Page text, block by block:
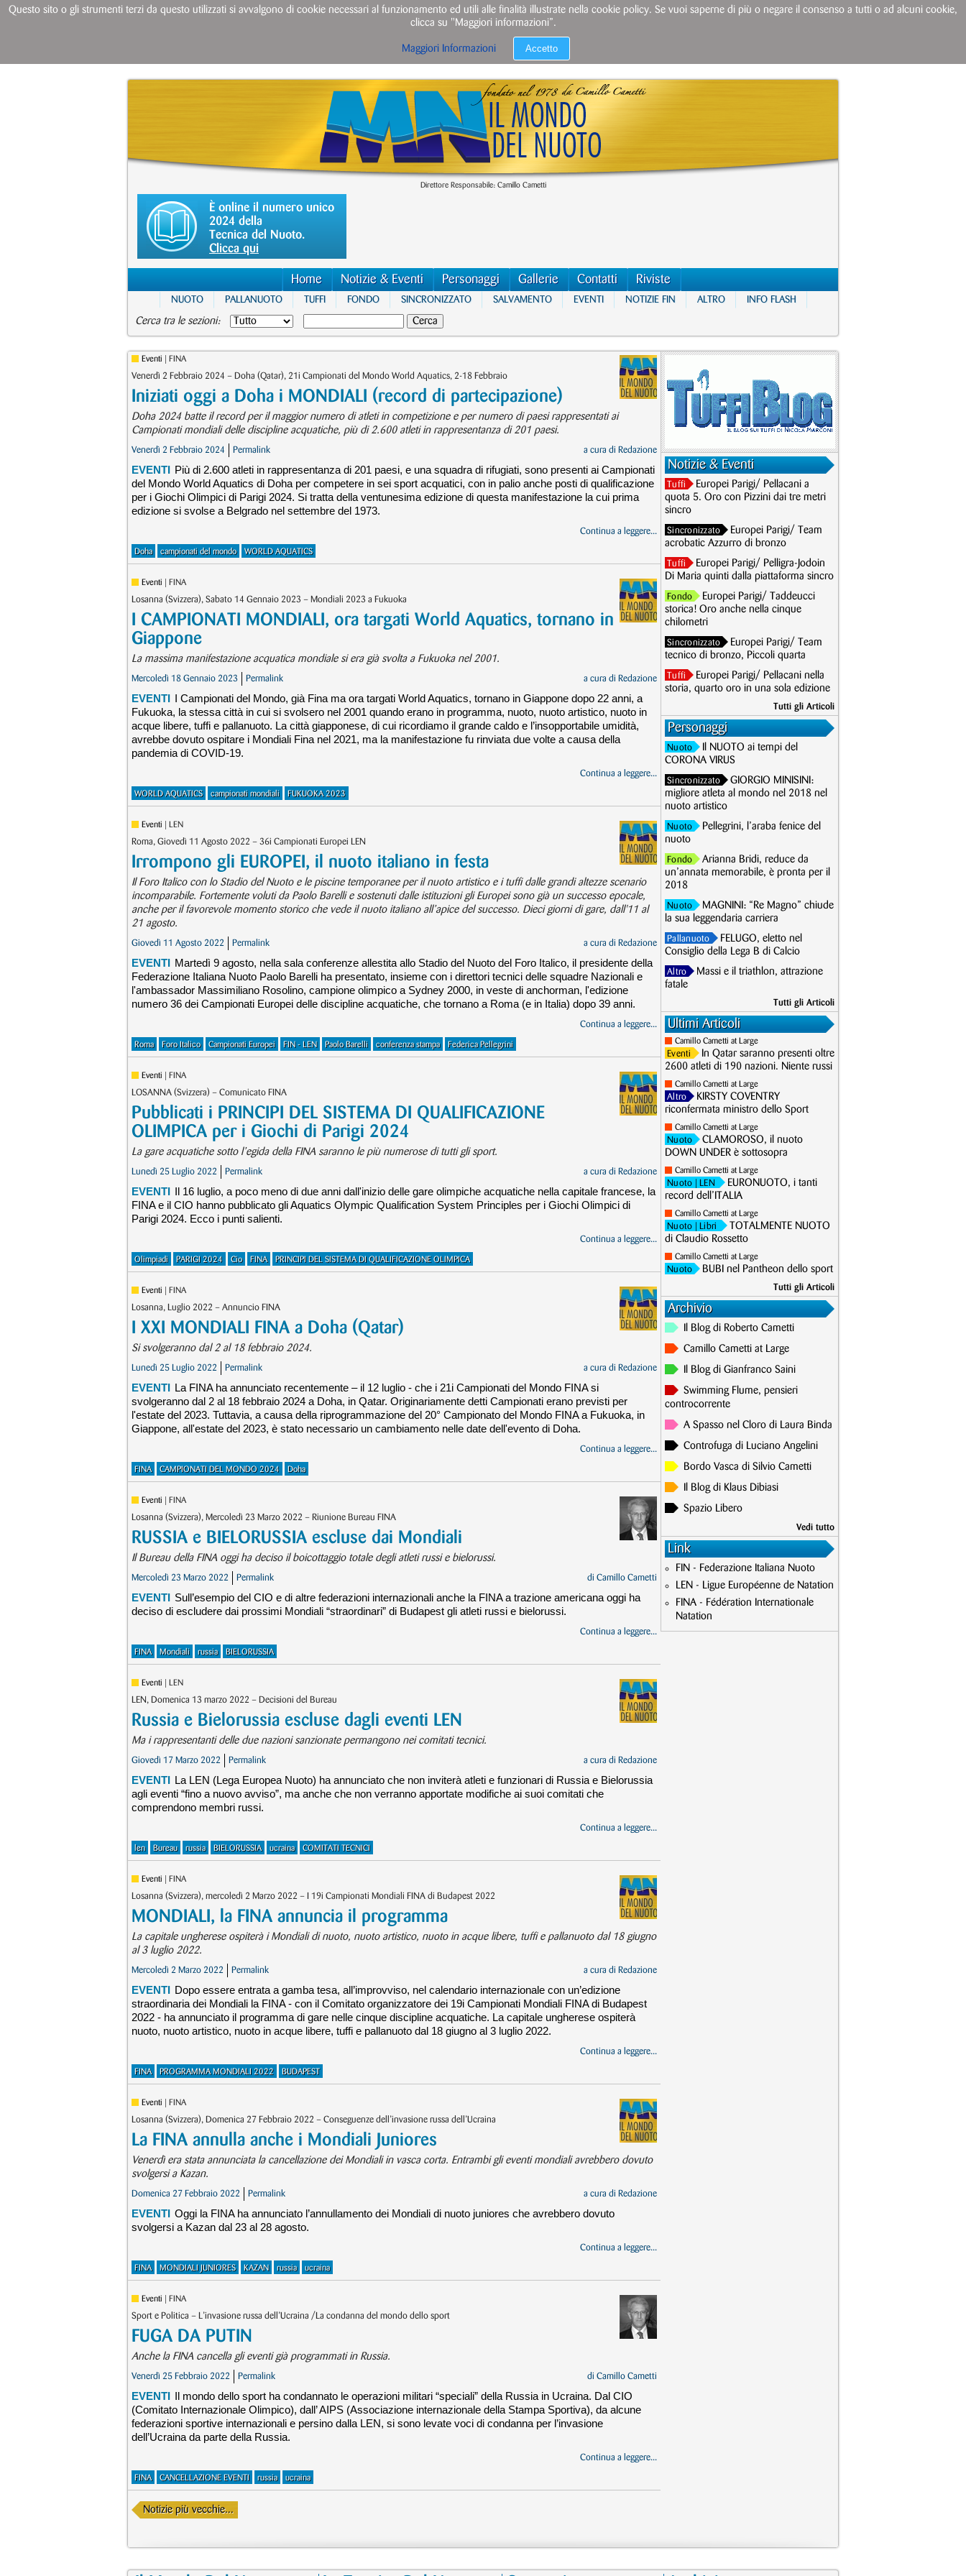
Direttore Responsabile: Camillo Cametti
È online il numero unico
2024 della
Tecnica del Nuoto.
Clicca qui
Home Notizie & Eventi Personaggi Gallerie Contatti Riviste
NUOTO PALLANUOTO TUFFI FONDO SINCRONIZZATO SALVAMENTO EVENTI NOTIZIE FIN ALTRO INFO FLASH
Cerca tra le sezioni:
Eventi | FINA
Venerdì 2 Febbraio 2024 – Doha (Qatar), 21i Campionati del Mondo World Aquatics, 2-18 Febbraio
Iniziati oggi a Doha i MONDIALI (record di partecipazione)
Doha 2024 batte il record per il maggior numero di atleti in competizione e per numero di paesi rappresentati ai
Campionati mondiali delle discipline acquatiche, più di 2.600 atleti in rappresentanza di 201 paesi.
Venerdì 2 Febbraio 2024 Permalink a cura di Redazione
EVENTI Più di 2.600 atleti in rappresentanza di 201 paesi, e una squadra di rifugiati, sono presenti ai Campionati
del Mondo World Aquatics di Doha per competere in sei sport acquatici, con in palio anche posti di qualificazione
per i Giochi Olimpici di Parigi 2024. Si tratta della ventunesima edizione di questa manifestazione la cui prima
edizione si svolse a Belgrado nel settembre del 1973.
Continua a leggere...
Doha campionati del mondo WORLD AQUATICS
Eventi | FINA
Losanna (Svizzera), Sabato 14 Gennaio 2023 – Mondiali 2023 a Fukuoka
I CAMPIONATI MONDIALI, ora targati World Aquatics, tornano in
Giappone
La massima manifestazione acquatica mondiale si era già svolta a Fukuoka nel 2001.
Mercoledì 18 Gennaio 2023 Permalink a cura di Redazione
EVENTI I Campionati del Mondo, già Fina ma ora targati World Aquatics, tornano in Giappone dopo 22 anni, a
Fukuoka, la stessa città in cui si svolsero nel 2001 quando erano in programma, nuoto, nuoto artistico, nuoto in
acque libere, tuffi e pallanuoto. La città giapponese, di cui ricordiamo il grande caldo e l’insopportabile umidità,
avrebbe dovuto ospitare i Mondiali Fina nel 2021, ma la manifestazione fu rinviata due volte a causa della
pandemia di COVID-19.
Continua a leggere...
WORLD AQUATICS campionati mondiali FUKUOKA 2023
Eventi | LEN
Roma, Giovedì 11 Agosto 2022 – 36i Campionati Europei LEN
Irrompono gli EUROPEI, il nuoto italiano in festa
Il Foro Italico con lo Stadio del Nuoto e le piscine temporanee per il nuoto artistico e i tuffi dalle grandi altezze scenario
incomparabile. Fortemente voluti da Paolo Barelli e sostenuti dalle istituzioni gli Europei sono già un successo epocale,
anche per il favorevole momento storico che vede il nuoto italiano all’apice del successo. Dieci giorni di gare, dall'11 al
21 agosto.
Giovedì 11 Agosto 2022 Permalink a cura di Redazione
EVENTI Martedì 9 agosto, nella sala conferenze allestita allo Stadio del Nuoto del Foro Italico, il presidente della
Federazione Italiana Nuoto Paolo Barelli ha presentato, insieme con i direttori tecnici delle squadre Nazionali e
l'ambassador Massimiliano Rosolino, campione olimpico a Sydney 2000, in veste di anchorman, l'edizione
numero 36 dei Campionati Europei delle discipline acquatiche, che tornano a Roma (e in Italia) dopo 39 anni.
Continua a leggere...
Roma Foro Italico Campionati Europei FIN - LEN Paolo Barelli conferenza stampa Federica Pellegrini
Eventi | FINA
LOSANNA (Svizzera) – Comunicato FINA
Pubblicati i PRINCIPI DEL SISTEMA DI QUALIFICAZIONE
OLIMPICA per i Giochi di Parigi 2024
La gare acquatiche sotto l’egida della FINA saranno le più numerose di tutti gli sport.
Lunedì 25 Luglio 2022 Permalink a cura di Redazione
EVENTI Il 16 luglio, a poco meno di due anni dall'inizio delle gare olimpiche acquatiche nella capitale francese, la
FINA e il CIO hanno pubblicato gli Aquatics Olympic Qualification System Principles per i Giochi Olimpici di
Parigi 2024. Ecco i punti salienti.
Continua a leggere...
Olimpiadi PARIGI 2024 Cio FINA PRINCIPI DEL SISTEMA DI QUALIFICAZIONE OLIMPICA
Eventi | FINA
Losanna, Luglio 2022 – Annuncio FINA
I XXI MONDIALI FINA a Doha (Qatar)
Si svolgeranno dal 2 al 18 febbraio 2024.
Lunedì 25 Luglio 2022 Permalink a cura di Redazione
EVENTI La FINA ha annunciato recentemente – il 12 luglio - che i 21i Campionati del Mondo FINA si
svolgeranno dal 2 al 18 febbraio 2024 a Doha, in Qatar. Originariamente detti Campionati erano previsti per
l'estate del 2023. Tuttavia, a causa della riprogrammazione del 20° Campionato del Mondo FINA a Fukuoka, in
Giappone, all'estate del 2023, è stato necessario un cambiamento nelle date dell'evento di Doha.
Continua a leggere...
FINA CAMPIONATI DEL MONDO 2024 Doha
Eventi | FINA
Losanna (Svizzera), Mercoledì 23 Marzo 2022 – Riunione Bureau FINA
RUSSIA e BIELORUSSIA escluse dai Mondiali
Il Bureau della FINA oggi ha deciso il boicottaggio totale degli atleti russi e bielorussi.
Mercoledì 23 Marzo 2022 Permalink di Camillo Cametti
EVENTI Sull’esempio del CIO e di altre federazioni internazionali anche la FINA a trazione americana oggi ha
deciso di escludere dai prossimi Mondiali “straordinari” di Budapest gli atleti russi e bielorussi.
Continua a leggere...
FINA Mondiali russia BIELORUSSIA
Eventi | LEN
LEN, Domenica 13 marzo 2022 – Decisioni del Bureau
Russia e Bielorussia escluse dagli eventi LEN
Ma i rappresentanti delle due nazioni sanzionate permangono nei comitati tecnici.
Giovedì 17 Marzo 2022 Permalink a cura di Redazione
EVENTI La LEN (Lega Europea Nuoto) ha annunciato che non inviterà atleti e funzionari di Russia e Bielorussia
agli eventi “fino a nuovo avviso”, ma anche che non verranno apportate modifiche ai suoi comitati che
comprendono membri russi.
Continua a leggere...
len Bureau russia BIELORUSSIA ucraina COMITATI TECNICI
Eventi | FINA
Losanna (Svizzera), mercoledì 2 Marzo 2022 – I 19i Campionati Mondiali FINA di Budapest 2022
MONDIALI, la FINA annuncia il programma
La capitale ungherese ospiterà i Mondiali di nuoto, nuoto artistico, nuoto in acque libere, tuffi e pallanuoto dal 18 giugno
al 3 luglio 2022.
Mercoledì 2 Marzo 2022 Permalink a cura di Redazione
EVENTI Dopo essere entrata a gamba tesa, all’improvviso, nel calendario internazionale con un’edizione
straordinaria dei Mondiali la FINA - con il Comitato organizzatore dei 19i Campionati Mondiali FINA di Budapest
2022 - ha annunciato il programma di gare nelle cinque discipline acquatiche. La capitale ungherese ospiterà
nuoto, nuoto artistico, nuoto in acque libere, tuffi e pallanuoto dal 18 giugno al 3 luglio 2022.
Continua a leggere...
FINA PROGRAMMA MONDIALI 2022 BUDAPEST
Eventi | FINA
Losanna (Svizzera), Domenica 27 Febbraio 2022 – Conseguenze dell’invasione russa dell’Ucraina
La FINA annulla anche i Mondiali Juniores
Venerdì era stata annunciata la cancellazione dei Mondiali in vasca corta. Entrambi gli eventi mondiali avrebbero dovuto
svolgersi a Kazan.
Domenica 27 Febbraio 2022 Permalink a cura di Redazione
EVENTI Oggi la FINA ha annunciato l’annullamento dei Mondiali di nuoto juniores che avrebbero dovuto
svolgersi a Kazan dal 23 al 28 agosto.
Continua a leggere...
FINA MONDIALI JUNIORES KAZAN russia ucraina
Eventi | FINA
Sport e Politica – L’invasione russa dell’Ucraina /La condanna del mondo dello sport
FUGA DA PUTIN
Anche la FINA cancella gli eventi già programmati in Russia.
Venerdì 25 Febbraio 2022 Permalink di Camillo Cametti
EVENTI Il mondo dello sport ha condannato le operazioni militari “speciali” della Russia in Ucraina. Dal CIO
(Comitato Internazionale Olimpico), dall’ AIPS (Associazione internazionale della Stampa Sportiva), da alcune
federazioni sportive internazionali e persino dalla LEN, si sono levate voci di condanna per l’invasione
dell’Ucraina da parte della Russia.
Continua a leggere...
FINA CANCELLAZIONE EVENTI russia ucraina
Notizie più vecchie...
Notizie & Eventi
Tuffi
Europei Parigi/ Pellacani a
quota 5. Oro con Pizzini dai tre metri
sincro
Sincronizzato
Europei Parigi/ Team
acrobatic Azzurro di bronzo
Tuffi
Europei Parigi/ Pelligra-Jodoin
Di Maria quinti dalla piattaforma sincro
Fondo
Europei Parigi/ Taddeucci
storica! Oro anche nella cinque
chilometri
Sincronizzato
Europei Parigi/ Team
tecnico di bronzo, Piccoli quarta
Tuffi
Europei Parigi/ Pellacani nella
storia, quarto oro in una sola edizione
Tutti gli Articoli
Personaggi
Nuoto
Il NUOTO ai tempi del
CORONA VIRUS
Sincronizzato
GIORGIO MINISINI:
migliore atleta al mondo nel 2018 nel
nuoto artistico
Nuoto
Pellegrini, l’araba fenice del
nuoto
Fondo
Arianna Bridi, reduce da
un’annata memorabile, è pronta per il
2018
Nuoto
MAGNINI: “Re Magno” chiude
la sua leggendaria carriera
Pallanuoto
FELUGO, eletto nel
Consiglio della Lega B di Calcio
Altro
Massi e il triathlon, attrazione
fatale
Tutti gli Articoli
Ultimi Articoli
Camillo Cametti at Large
Eventi
In Qatar saranno presenti oltre
2600 atleti di 190 nazioni. Niente russi
Camillo Cametti at Large
Altro
KIRSTY COVENTRY
riconfermata ministro dello Sport
Camillo Cametti at Large
Nuoto
CLAMOROSO, il nuoto
DOWN UNDER è sottosopra
Camillo Cametti at Large
Nuoto | LEN
EURONUOTO, i tanti
record dell’ITALIA
Camillo Cametti at Large
Nuoto | Libri
TOTALMENTE NUOTO
di Claudio Rossetto
Camillo Cametti at Large
Nuoto BUBI nel Pantheon dello sport
Tutti gli Articoli
Archivio
Il Blog di Roberto Cametti
Camillo Cametti at Large
Il Blog di Gianfranco Saini
Swimming Flume, pensieri
controcorrente
A Spasso nel Cloro di Laura Binda
Controfuga di Luciano Angelini
Bordo Vasca di Silvio Cametti
Il Blog di Klaus Dibiasi
Spazio Libero
Vedi tutto
Link
FIN - Federazione Italiana Nuoto
LEN - Ligue Européenne de Natation
FINA - Fédération Internationale
Natation
Questo sito o gli strumenti terzi da questo utilizzati si avvalgono di cookie necessari al funzionamento ed utili alle finalità illustrate nella cookie policy. Se vuoi saperne di più o negare il consenso a tutti o ad alcuni cookie,
clicca su "Maggiori informazioni”.
Maggiori Informazioni Accetto